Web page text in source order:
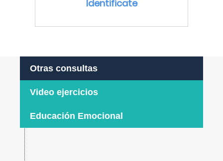
Identificate
Otras consultas
Video ejercicios
Educación Emocional